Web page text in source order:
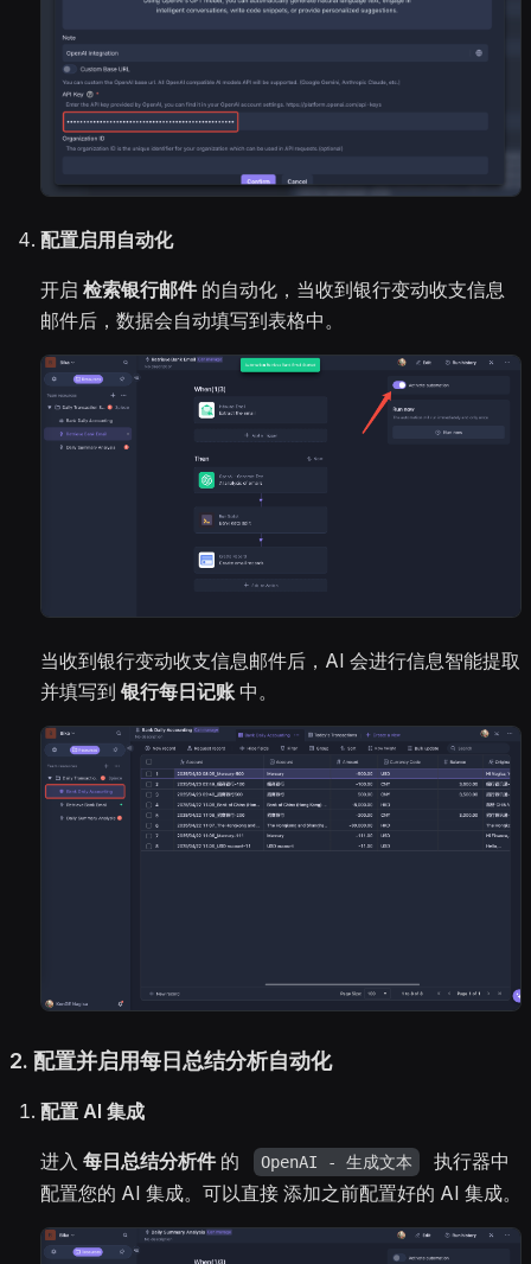
配置启用自动化
开启 检索银行邮件的自动化，当收到银行变动收支信息
邮件后，数据会自动填写到表格中。
当收到银行变动收支信息邮件后，AI 会进行信息智能提取
并填写到 银行每日记账 中。
2. 配置并启用每日总结分析自动化
配置 AI 集成
进入 每日总结分析件的 OpenAI - 生成文本
执行器中
配置您的 AI 集成。可以直接 添加之前配置好的 AI 集成。